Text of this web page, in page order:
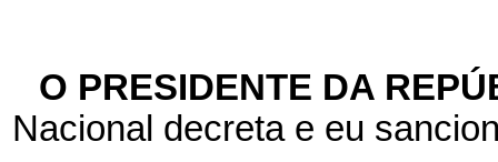
O PRESIDENTE DA
Nacional decreta e eu